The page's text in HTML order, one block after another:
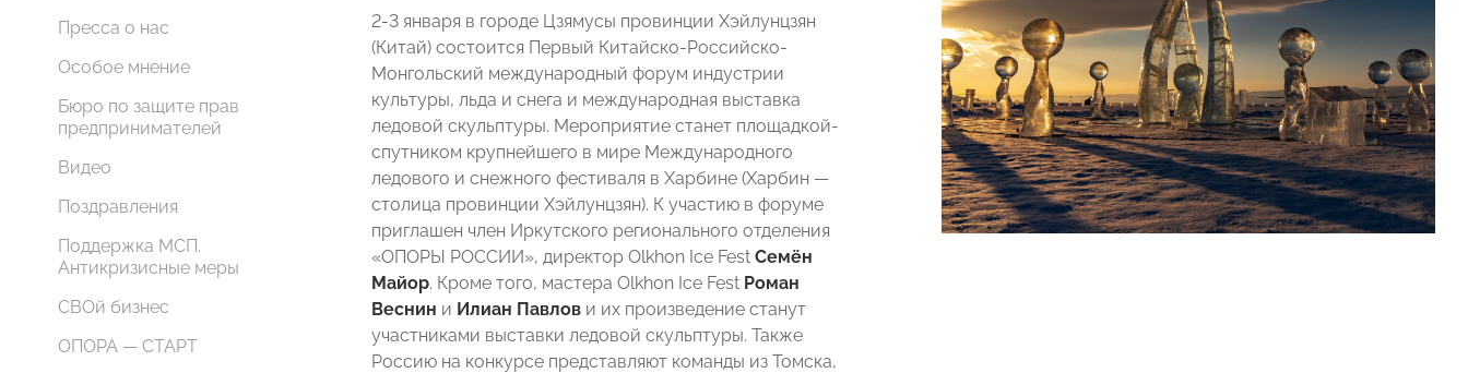
Пресса о нас
Особое мнение
Бюро по защите прав
предпринимателей
Видео
Поздравления
Поддержка МСП.
Антикризисные меры
СВОй бизнес
ОПОРА — СТАРТ
2-3 января в городе Цзямусы провинции Хэйлунцзян
(Китай) состоится Первый Китайско-Российско-
Монгольский международный форум индустрии
культуры, льда и снега и международная выставка
ледовой скульптуры. Мероприятие станет площадкой-
спутником крупнейшего в мире Международного
ледового и снежного фестиваля в Харбине (Харбин —
столица провинции Хэйлунцзян). К участию в форуме
приглашен член Иркутского регионального отделения
«ОПОРЫ РОССИИ», директор Olkhon Ice Fest Семён
Майор. Кроме того, мастера Olkhon Ice Fest Роман
Веснин и Илиан Павлов и их произведение станут
участниками выставки ледовой скульптуры. Также
Россию на конкурсе представляют команды из Томска,